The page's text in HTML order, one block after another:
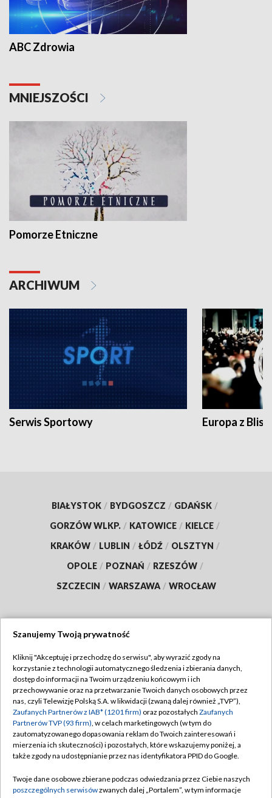
ABC Zdrowia
MNIEJSZOŚCI
Pomorze Etniczne
ARCHIWUM
Serwis Sportowy Europa z
BIAŁYSTOK / BYDGOSZCZ / GDAŃSK /
GORZÓW WLKP. / KATOWICE / KIELCE /
KRAKÓW / LUBLIN / ŁÓDŹ / OLSZTYN /
OPOLE / POZNAŃ / RZESZÓW /
SZCZECIN / WARSZAWA / WROCŁAW
TVP
Abonament TVP
Emisja w TVP
Centrum informacji TVP
Naziemna Telewizja Cyfrowa
Rada Programowa
Regulamin TVP
Polityka prywatności
Moje zgody
Pomoc
Kontakt
Szanujemy Twoją prywatność
Kliknij "Akceptuję i przechodzę do serwisu", aby wyrazić zgody na
korzystanie z technologii automatycznego śledzenia i zbierania danych,
dostęp do informacji na Twoim urządzeniu końcowym i ich
przechowywanie oraz na przetwarzanie Twoich danych osobowych przez
nas, czyli Telewizję Polską S.A. w likwidacji (zwaną dalej również „TVP”),
Zaufanych Partnerów z IAB* (1201 firm) oraz pozostałych Zaufanych
Partnerów TVP (93 firm), w celach marketingowych (w tym do
zautomatyzowanego dopasowania reklam do Twoich zainteresowań i
mierzenia ich skuteczności) i pozostałych, które wskazujemy poniżej, a
także zgody na udostępnianie przez nas identyfikatora PPID do Google.
Twoje dane osobowe zbierane podczas odwiedzania przez Ciebie naszych
poszczególnych serwisówzwanych dalej „Portalem”, w tym informacje